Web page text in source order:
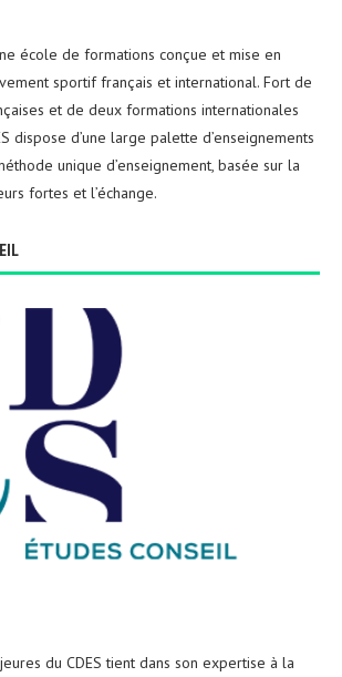
école de formations conçue et mise en
sportif français et international. Fort de
et de deux formations internationales
dispose d’une large palette d’enseignements
unique d’enseignement, basée sur la
fortes et l’échange.
du CDES tient dans son expertise à la